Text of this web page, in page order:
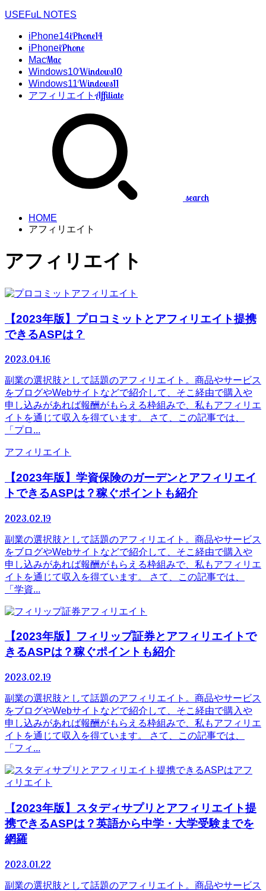
USEFuL NOTES
iPhone14iPhone14
iPhoneiPhone
MacMac
Windows10Windows10
Windows11Windows11
アフィリエイトAffiliate
search
HOME
アフィリエイト
アフィリエイト
アフィリエイト
【2023年版】プロコミットとアフィリエイト提携
できるASPは？
2023.04.16
副業の選択肢として話題のアフィリエイト。商品やサービス
をブログやWebサイトなどで紹介して、そこ経由で購入や
申し込みがあれば報酬がもらえる枠組みで、私もアフィリエ
イトを通じて収入を得ています。 さて、この記事では、
「プロ...
アフィリエイト
【2023年版】学資保険のガーデンとアフィリエイ
トできるASPは？稼ぐポイントも紹介
2023.02.19
副業の選択肢として話題のアフィリエイト。商品やサービス
をブログやWebサイトなどで紹介して、そこ経由で購入や
申し込みがあれば報酬がもらえる枠組みで、私もアフィリエ
イトを通じて収入を得ています。 さて、この記事では、
「学資...
アフィリエイト
【2023年版】フィリップ証券とアフィリエイトで
きるASPは？稼ぐポイントも紹介
2023.02.19
副業の選択肢として話題のアフィリエイト。商品やサービス
をブログやWebサイトなどで紹介して、そこ経由で購入や
申し込みがあれば報酬がもらえる枠組みで、私もアフィリエ
イトを通じて収入を得ています。 さて、この記事では、
「フィ...
アフ
ィリエイト
【2023年版】スタディサプリとアフィリエイト提
携できるASPは？英語から中学・大学受験までを
網羅
2023.01.22
副業の選択肢として話題のアフィリエイト。商品やサービス